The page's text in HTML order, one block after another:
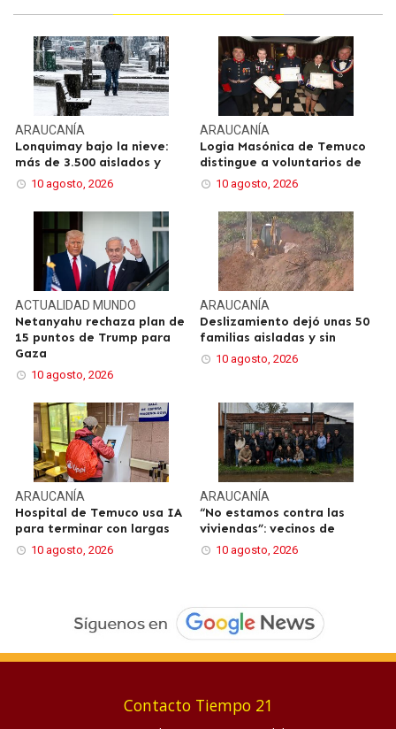
ARAUCANÍA
Lonquimay bajo la nieve:
más de 3.500 aislados y
10 agosto, 2026
ARAUCANÍA
Logia Masónica de Temuco
distingue a voluntarios de
10 agosto, 2026
ACTUALIDADMUNDO
Netanyahu rechaza plan de
15 puntos de Trump para
Gaza
10 agosto, 2026
ARAUCANÍA
Deslizamiento dejó unas 50
familias aisladas y sin
10 agosto, 2026
ARAUCANÍA
Hospital de Temuco usa IA
para terminar con largas
10 agosto, 2026
ARAUCANÍA
“No estamos contra las
viviendas”: vecinos de
10 agosto, 2026
Contacto Tiempo 21